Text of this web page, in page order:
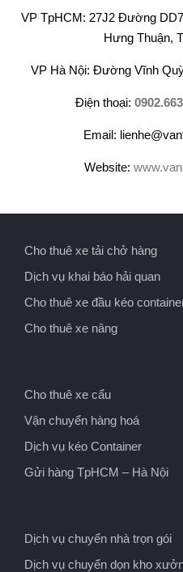
VP TpHCM: 27J2 Đường
Hưng Thuận,
VP Hà Nội: Đường Vĩnh
Điện thoại:
Email:
Website:
Cho thuê xe tải chở hàng
Dịch vụ khai báo hải quan
Cho thuê xe đầu kéo
Cho thuê xe nâng
Cho thuê xe cẩu
Vận chuyển hàng hoá
Dịch vụ kéo Container
Gửi hàng TpHCM – Hà Nội
Dịch vụ chuyển nhà trọn gói
Dịch vụ chuyển dọn kho